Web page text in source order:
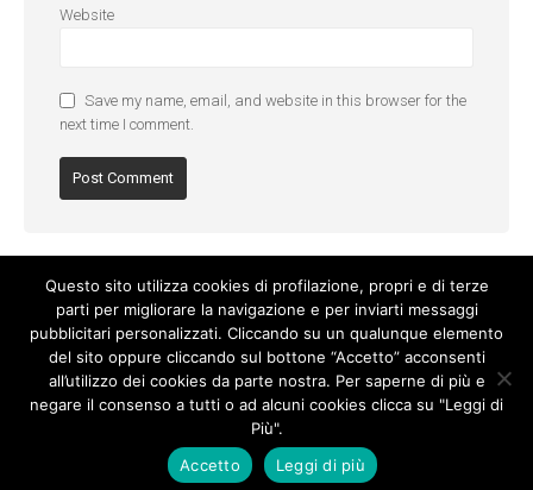
Website
Save my name, email, and website in this browser for the
next time I comment.
Privacy Policy
© Copyright 2017. All Rights Reserved.
Questo sito utilizza cookies di profilazione, propri e di terze
parti per migliorare la navigazione e per inviarti messaggi
pubblicitari personalizzati. Cliccando su un qualunque elemento
del sito oppure cliccando sul bottone “Accetto” acconsenti
all’utilizzo dei cookies da parte nostra. Per saperne di più e
negare il consenso a tutti o ad alcuni cookies clicca su "Leggi di
Più".
Accetto
Leggi di più